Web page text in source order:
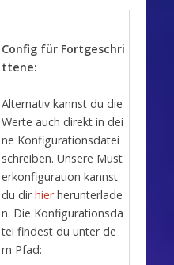
Config für Fortgeschri
ttene:
Alternativ kannst du die
Werte auch direkt in dei
ne Konfigurationsdatei
schreiben. Unsere Must
erkonfiguration kannst
du dirhierherunterlade
n. Die Konfigurationsda
tei findest du unter de
m Pfad: